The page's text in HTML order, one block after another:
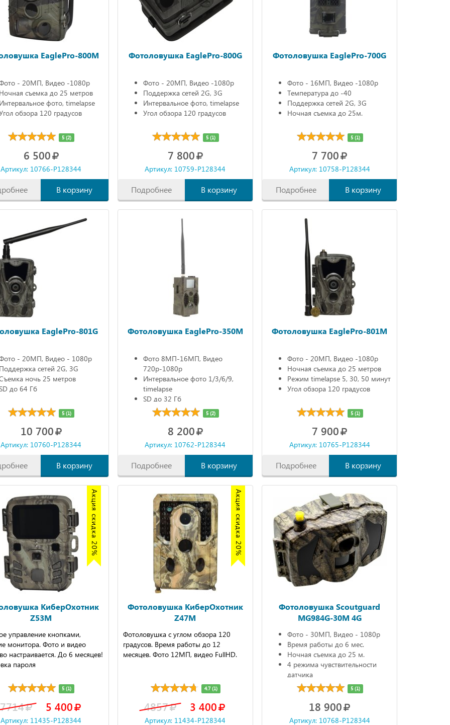
EaglePro-800M
- 20МП, Видео -1080р
съемка до 25 метров
фото, timelapse
обзора 120 градусов
5 (2)
6 500
Артикул: 10766-P128344
В корзину
Фотоловушка EaglePro-800G
Фото - 20МП, Видео -1080р
Поддержка сетей 2G, 3G
Интервальное фото, timelapse
Угол обзора 120 градусов
5 (1)
7 800
Артикул: 10759-P128344
Подробнее В корзину
Фотоловушка EaglePro-700G
Фото - 16МП, Видео -1080р
Температура до -40
Поддержка сетей 2G, 3G
Ночная съемка до 25м.
5 (1)
7 700
Артикул: 10758-P128344
Подробнее В корзину
EaglePro-801G
- 20МП, Видео - 1080р
сетей 2G, 3G
ночь 25 метров
до 64 Гб
5 (1)
10 700
Артикул: 10760-P128344
В корзину
Фотоловушка EaglePro-350M
Фото 8МП-16МП, Видео
720р-1080р
Интервальное фото 1/3/6/9,
timelapse
SD до 32 Гб
ЖК дисплей
5 (2)
8 200
Артикул: 10762-P128344
Подробнее В корзину
Фотоловушка EaglePro-801M
Фото - 20МП, Видео -1080р
Ночная съемка до 25 метров
Режим timelapse 5, 30, 50 минут
Угол обзора 120 градусов
5 (1)
7 900
Артикул: 10765-P128344
Подробнее В корзину
Акция скидка 20%
КиберОхотник
Z53M
управление кнопками,
монитора. Фото и видео
настраивается. До 6 месяцев!
пароля
5 (1)
7714 5 400
Артикул: 11435-P128344
Акция скидка 20%
Фотоловушка КиберОхотник
Z47M
Фотоловушка с углом обзора 120
градусов. Время работы до 12
месяцев. Фото 12МП, видео FullHD.
4.7 (1)
4857 3 400
Артикул: 11434-P128344
Фотоловушка Scoutguard
MG984G-30M 4G
Фото - 30МП, Видео - 1080р
Время работы до 6 мес.
Ночная съемка до 25 м.
4 режима чувствительности
датчика
5 (1)
18 900
Артикул: 10768-P128344